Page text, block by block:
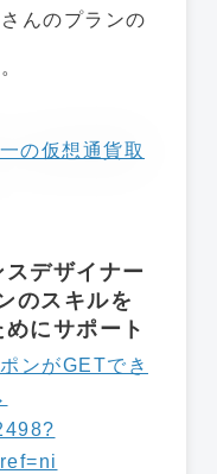
んのプランの
デザイナー
のスキルを
にサポート
ンがGETでき